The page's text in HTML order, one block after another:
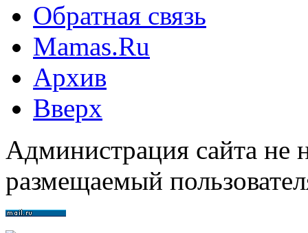
Обратная связь
Mamas.Ru
Архив
Вверх
Администрация сайта не
размещаемый